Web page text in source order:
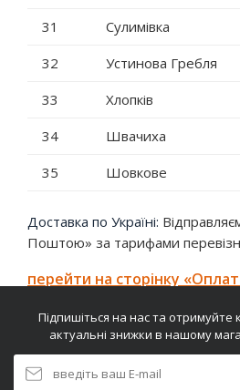
31
Сулимівка
32
Устинова Гребля
33
Хлопків
34
Швачиха
35
Шовкове
Доставка по Україні:
Поштою» за тарифами
перейти на сторінку
Підпишіться на нас та отримуйте
актуальні знижки в нашому